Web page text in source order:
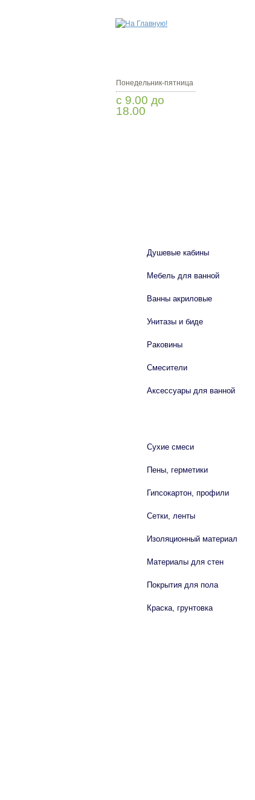
Понедельник-пятница
с 9.00 до
18.00
Душевые кабины
Мебель для ванной
Ванны акриловые
Унитазы и биде
Раковины
Смесители
Аксессуары для ванной
Сухие смеси
Пены, герметики
Гипсокартон, профили
Сетки, ленты
Изоляционный материал
Материалы для стен
Покрытия для пола
Краска, грунтовка